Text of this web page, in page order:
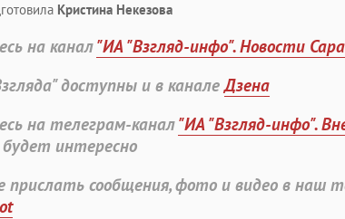
Кристина Некезова
на канал"ИА "Взгляд-инфо". Новости
доступны и в каналеДзена
на телеграм-канал"ИА "Взгляд-инфо".
интересно
сообщения, фото и видео в наш